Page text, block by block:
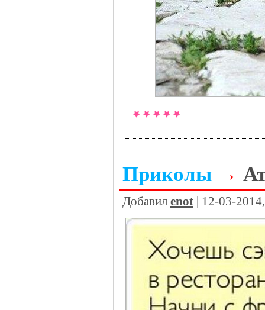
Приколы →
Добавил enot | 12-03-